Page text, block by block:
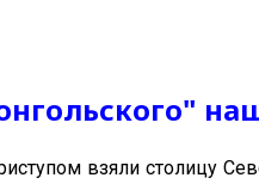
взяли столицу